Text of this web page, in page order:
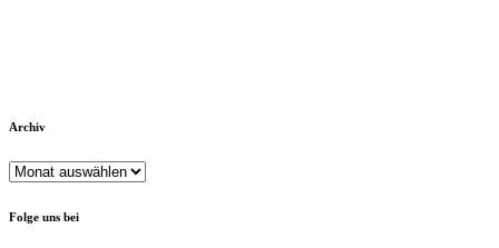
Archiv
Archiv
Folge uns bei